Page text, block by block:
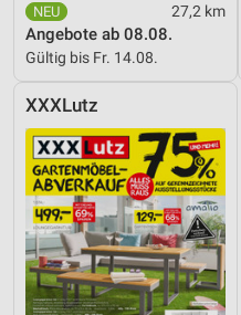
27,2 km
Angebote ab 08.08.
Gültig bis Fr. 14.08.
XXXLutz